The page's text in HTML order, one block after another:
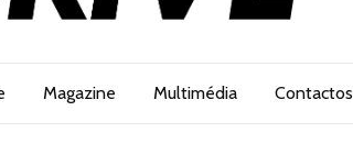
Magazine Multimédia Contactos